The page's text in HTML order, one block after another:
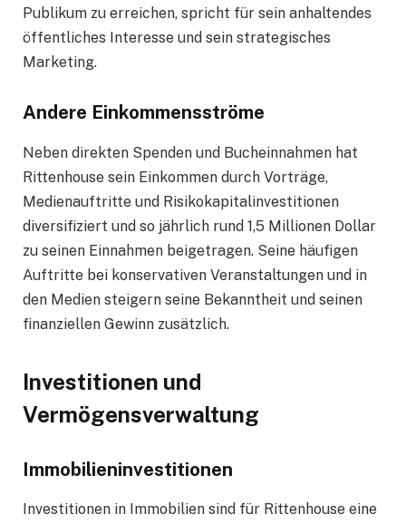
Publikum zu erreichen, spricht für sein anhaltendes
öffentliches Interesse und sein strategisches
Marketing.
Andere Einkommensströme
Neben direkten Spenden und Bucheinnahmen hat
Rittenhouse sein Einkommen durch Vorträge,
Medienauftritte und Risikokapitalinvestitionen
diversifiziert und so jährlich rund 1,5 Millionen Dollar
zu seinen Einnahmen beigetragen. Seine häufigen
Auftritte bei konservativen Veranstaltungen und in
den Medien steigern seine Bekanntheit und seinen
finanziellen Gewinn zusätzlich.
Investitionen und
Vermögensverwaltung
Immobilieninvestitionen
Investitionen in Immobilien sind für Rittenhouse eine